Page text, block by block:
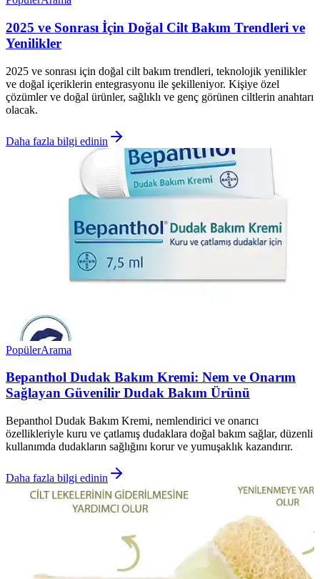
2025 ve Sonrası İçin Doğal Cilt Bakım Trendleri ve
Yenilikler
2025 ve sonrası için doğal cilt bakım trendleri, teknolojik yenilikler
ve doğal içeriklerin entegrasyonu ile şekilleniyor. Kişiye özel
çözümler ve doğal ürünler, sağlıklı ve genç görünen ciltlerin anahtarı
olacak.
Daha fazla bilgi edinin
PopülerArama
Bepanthol Dudak Bakım Kremi: Nem ve Onarım
Sağlayan Güvenilir Dudak Bakım Ürünü
Bepanthol Dudak Bakım Kremi, nemlendirici ve onarıcı
özellikleriyle kuru ve çatlamış dudaklara doğal bakım sağlar, düzenli
kullanımda dudakların sağlığını korur ve yumuşaklık kazandırır.
Daha fazla bilgi edinin